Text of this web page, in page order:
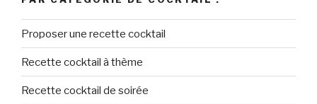
Proposer une recette cocktail
Recette cocktail à thème
Recette cocktail de soirée